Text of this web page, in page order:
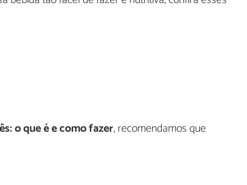
o que é e como fazer, recomendamos que